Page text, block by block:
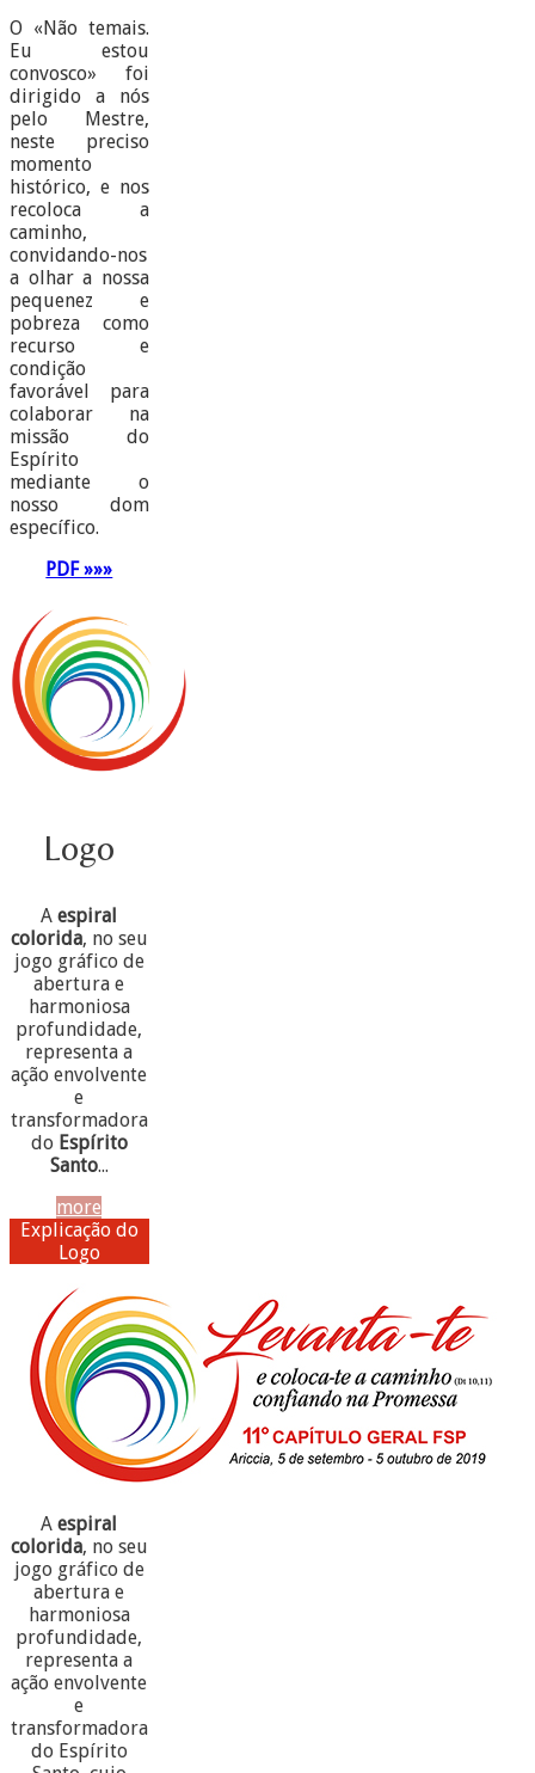
O «Não temais.
Eu estou
convosco» foi
dirigido a nós
pelo Mestre,
neste preciso
momento
histórico, e nos
recoloca a
caminho,
convidando-nos
a olhar a nossa
pequenez e
pobreza como
recurso e
condição
favorável para
colaborar na
missão do
Espírito
mediante o
nosso dom
específico.
PDF »»»
Logo
Aespiral
colorida, no seu
jogo gráfico de
abertura e
harmoniosa
profundidade,
representa a
ação envolvente
e
transformadora
do Espírito
Santo...
more
Explicação do
Logo
Aespiral
colorida, no seu
jogo gráfico de
abertura e
harmoniosa
profundidade,
representa a
ação envolvente
e
transformadora
do Espírito